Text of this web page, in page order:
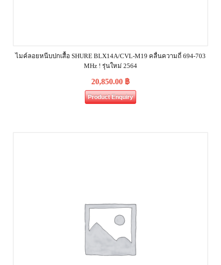
ไมค์ลอยหนีบปกเสื้อ SHURE BLX14A/CVL-M19 คลื่นความถี่ 694-703
MHz ! รุ่นใหม่ 2564
20,850.00 ฿
Product Enquiry